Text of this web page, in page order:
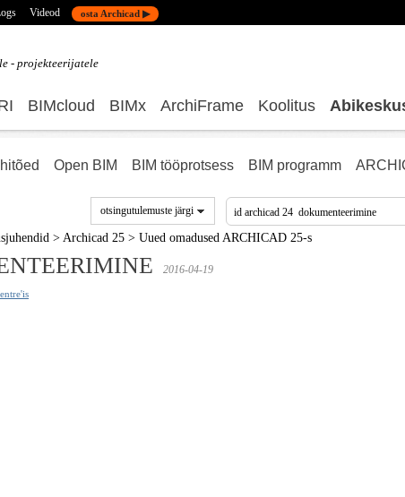
Videod osta Archicad ▶
- projekteerijatele
BIMcloud BIMx ArchiFrame Koolitus
Open BIM BIM tööprotsess BIM programm
otsingutulemuste järgi
> Archicad 25 > Uued omadused ARCHICAD 25-s
2016-04-19